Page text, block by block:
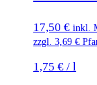
17,50 € inkl.
zzgl. 3,69 €
1,75 € / l